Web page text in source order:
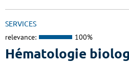
SERVICES
relevance: 100%
Hématologie